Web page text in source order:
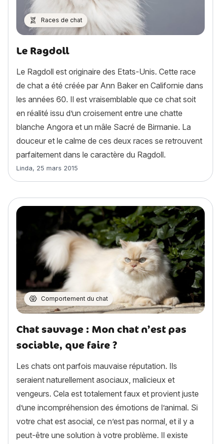
Races de chat
Le Ragdoll
Le Ragdoll est originaire des Etats-Unis. Cette race
de chat a été créée par Ann Baker en Californie dans
les années 60. Il est vraisemblable que ce chat soit
en réalité issu d’un croisement entre une chatte
blanche Angora et un mâle Sacré de Birmanie. La
douceur et le calme de ces deux races se retrouvent
parfaitement dans le caractère du Ragdoll.
Article rédigé par
Linda, 25 mars 2015
Comportement du chat
Chat sauvage : Mon chat n’est pas
sociable, que faire ?
Les chats ont parfois mauvaise réputation. Ils
seraient naturellement asociaux, malicieux et
vengeurs. Cela est totalement faux et provient juste
d’une incompréhension des émotions de l’animal. Si
votre chat est asocial, ce n’est pas normal, et il y a
peut-être une solution à votre problème. Il existe